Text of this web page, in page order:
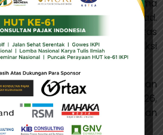
bahwa nama-nama
disusun berdasarkan abjad.
lolos seleksi kualitas
mengikuti tahapan seleksi
dan kepribadian
pada 3–5 Juni 2026,
masing peserta akan